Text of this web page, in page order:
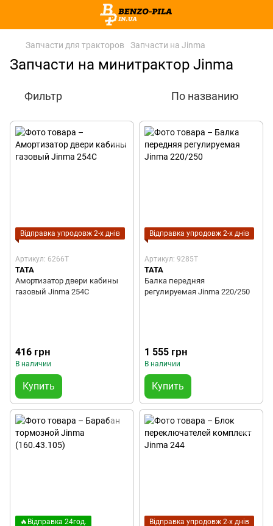
Запчасти для тракторов Запчасти на Jinma
Запчасти на минитрактор Jinma
Фильтр По названию
Відправка упродовж 2-х днів
Артикул: 6266T
TATA
Амортизатор двери кабины
газовый Jinma 254C
416 грн
В наличии
Купить
Відправка упродовж 2-х днів
Артикул: 9285T
TATA
Балка передняя
регулируемая Jinma 220/250
1 555 грн
В наличии
Купить
🔥Відправка 24год. Відправка упродовж 2-х днів